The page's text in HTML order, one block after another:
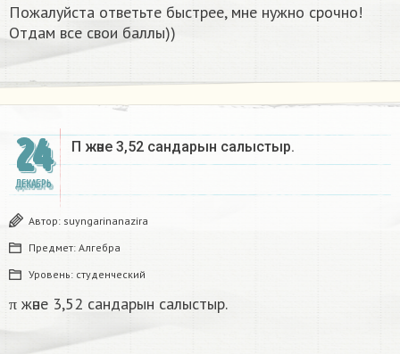
Пожалуйста ответьте быстрее, мне нужно срочно!
Отдам все свои баллы))
24
ДЕКАБРЬ
Π және 3,52 сандарын салыстыр. ​
Автор: suyngarinanazira
Предмет: Алгебра
Уровень: студенческий
π және 3,52 сандарын салыстыр.